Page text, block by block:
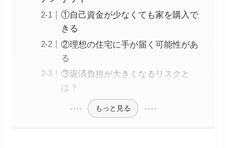
①自己資金が少なくても家を購入で
きる
②理想の住宅に手が届く可能性があ
る
③返済負担が大きくなるリスクと
は？
もっと見る